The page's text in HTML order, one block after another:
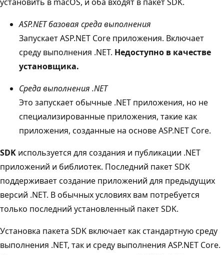
ASP.NET базовая среда выполнения
Запускает ASP.NET Core приложения. Включает
среду выполнения .NET. Недоступно в качестве
установщика.
Среда выполнения .NET
Это запускает обычные .NET приложения, но не
специализированные приложения, такие как
приложения, созданные на основе ASP.NET Core.
SDK используется для создания и публикации .NET
приложений и библиотек. Последний пакет SDK
поддерживает создание приложений для предыдущих
версий .NET. В обычных условиях вам потребуется
только последний установленный пакет SDK.
Установка пакета SDK включает как стандартную среду
выполнения .NET, так и среду выполнения ASP.NET Core.